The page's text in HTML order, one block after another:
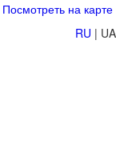
Посмотреть на карте
RU | UA